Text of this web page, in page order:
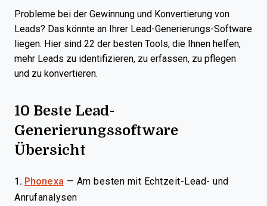
Probleme bei der Gewinnung und Konvertierung von
Leads? Das könnte an Ihrer Lead-Generierungs-Software
liegen. Hier sind 22 der besten Tools, die Ihnen helfen,
mehr Leads zu identifizieren, zu erfassen, zu pflegen
und zu konvertieren.
10 Beste Lead-
Generierungssoftware
Übersicht
1. Phonexa — Am besten mit Echtzeit-Lead- und
Anrufanalysen